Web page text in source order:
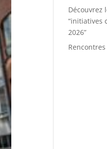
Découvrez
“initiatives
2026”